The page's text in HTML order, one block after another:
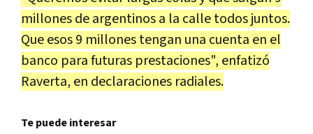
millones de argentinos a la calle todos juntos.
Que esos 9 millones tengan una cuenta en el
banco para futuras prestaciones", enfatizó
Raverta, en declaraciones radiales.
Te puede interesar